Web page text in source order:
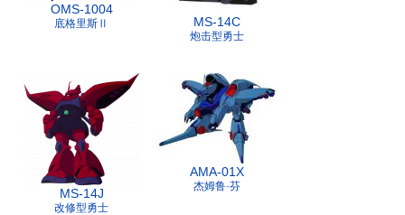
OMS-1004
底格里斯Ⅱ MS-14C
炮击型勇士
MS-14J
改修型勇士
AMA-01X
杰姆鲁·芬